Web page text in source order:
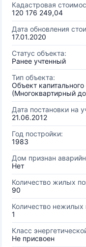
Кадастровая
120 176 249,04
Дата обновления
17.01.2020
Статус объекта:
Ранее учтенный
Тип объекта:
Объект
(Многоквартирный
Дата постановки на
21.06.2012
Год постройки:
1983
Дом признан
Нет
Количество жилых
90
Количество
1
Класс
Не присвоен